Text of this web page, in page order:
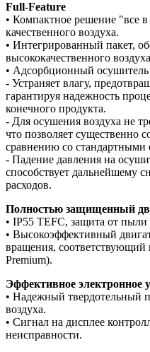
Full-Feature
• Компактное решение "все
качественного воздуха.
• Интегрированный пакет,
высококачественного
• Адсорбционный
- Устраняет влагу,
гарантируя надежность
конечного продукта.
- Для осушения воздуха не
что позволяет существенно
сравнению со стандартными
- Падение давления на
способствует дальнейшему
расходов.
Полностью защищенный
• IP55 TEFC, защита от пыли
• Высокоэффективный
вращения, соответствующий
Premium).
Эффективное электронное
• Надежный твердотельный
воздуха.
• Сигнал на дисплее
неисправности.